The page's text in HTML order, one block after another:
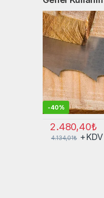
Şerit Testere
-40%
2.480,40₺
4.134,01₺ +KDV